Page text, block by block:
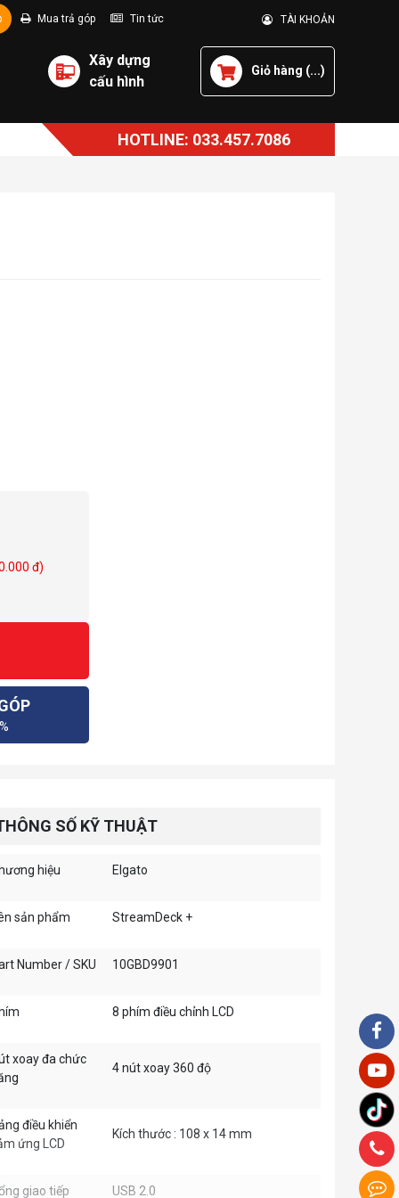
Mua trả góp Tin tức TÀI KHOẢN
Xây dựng
cấu hình
Giỏ hàng (...)
HOTLINE: 033.457.7086
đ)
SỐ KỸ THUẬT
hiệu Elgato
sản phẩm StreamDeck +
Number / SKU 10GBD9901
8 phím điều chỉnh LCD
xoay đa chức
4 nút xoay 360 độ
điều khiển
ứng LCD
Kích thước : 108 x 14 mm
giao tiếp USB 2.0